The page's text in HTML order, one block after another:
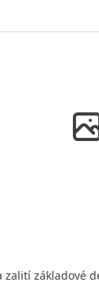
základové